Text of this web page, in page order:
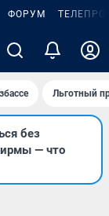
ФОРУМ
Льготный
без
— что